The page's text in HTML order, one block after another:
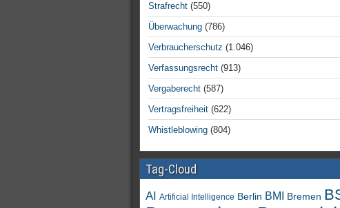
Strafrecht (550)
Überwachung (786)
Verbraucherschutz (1.046)
Verfassungsrecht (913)
Vergaberecht (587)
Vertragsfreiheit (622)
Whistleblowing (804)
Tag-Cloud
AI Artificial Intelligence Berlin BMI Bremen